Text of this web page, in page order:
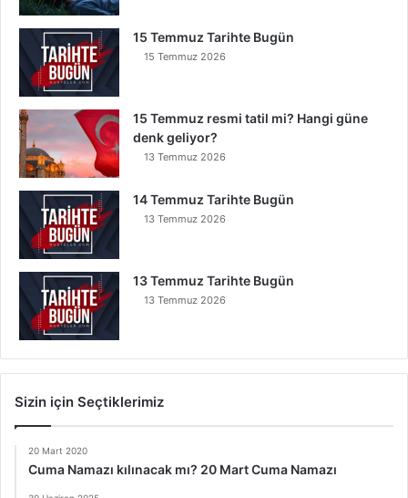
15 Temmuz Tarihte Bugün
15 Temmuz 2026
15 Temmuz resmi tatil mi? Hangi güne
denk geliyor?
13 Temmuz 2026
14 Temmuz Tarihte Bugün
13 Temmuz 2026
13 Temmuz Tarihte Bugün
13 Temmuz 2026
Sizin için Seçtiklerimiz
20 Mart 2020
Cuma Namazı kılınacak mı? 20 Mart Cuma Namazı